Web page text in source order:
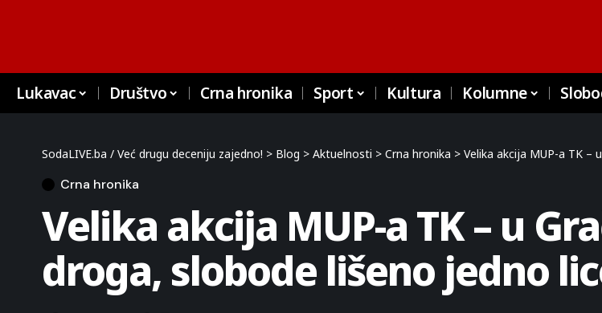
Lukavac Društvo Crna hronika Sport Kultura Kolumne
SodaLIVE.ba / Već drugu deceniju zajedno! > Blog > Aktuelnosti > Crna hronika > Velika akcija MUP-a TK –
Crna hronika
Velika akcija MUP-a TK – u
droga, slobode lišeno jedno